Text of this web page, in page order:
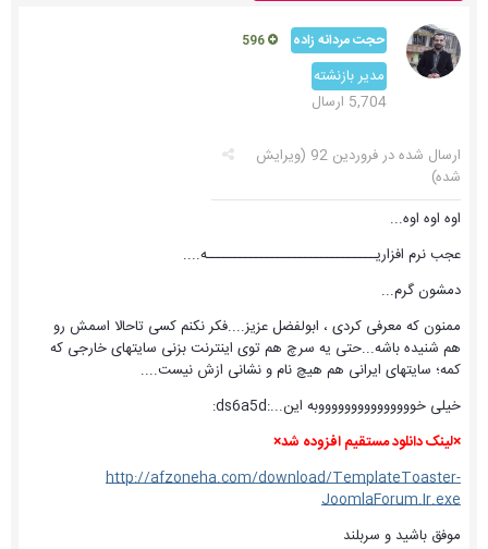
حجت مردانه زاده
مدیر بازنشته
5,704 ارسال
ارسال شده درفروردین 92
(ویرایش
شده)
اوه اوه اوه...
عجب نرم افزاریـــــــــــــــــــــــــــــــه....
دمشون گرم...
ممنون که معرفی کردی ، ابولفضل عزیز....فکر نکنم کسی تاحالا اسمش رو
هم شنیده باشه...حتی یه سرچ هم توی اینترنت بزنی سایتهای خارجی که
کمه؛ سایتهای ایرانی هم هیچ نام و نشانی ازش نیست....
خیلی خوووووووووووووووبه این...:ds6a5d:
×لینک دانلود مستقیم افزوده شد×
http://afzoneha.com/download/TemplateToaster-
JoomlaForum.Ir.exe
موفق باشید و سربلند